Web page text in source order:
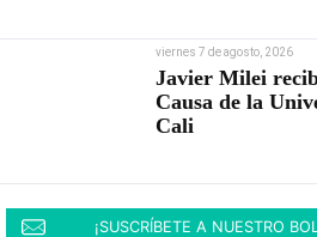
viernes 7 de agosto, 2026
Javier Milei
Causa de la
Cali
¡SUSCRÍBETE A NUESTRO